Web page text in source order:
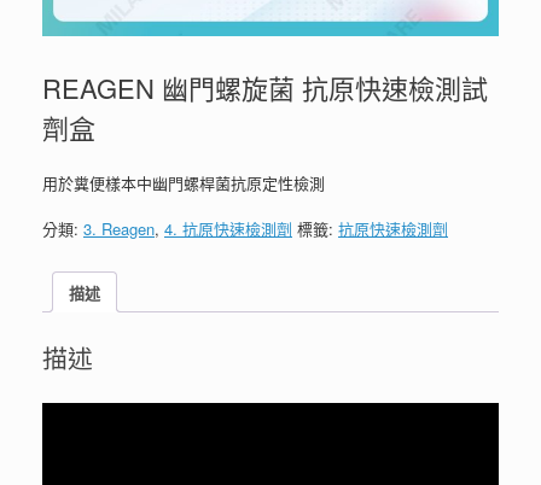
REAGEN 幽門螺旋菌 抗原快速檢測試
劑盒
用於糞便樣本中幽門螺桿菌抗原定性檢測
分類: 3. Reagen, 4. 抗原快速檢測劑 標籤: 抗原快速檢測劑
描述
描述